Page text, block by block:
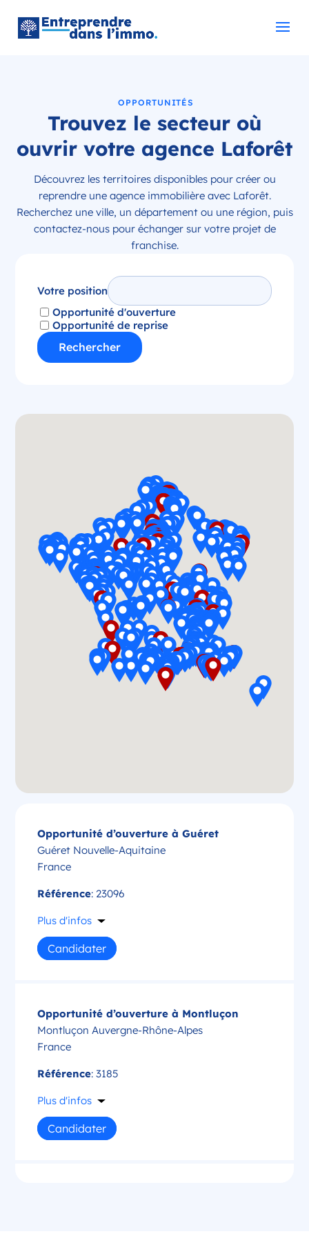
OPPORTUNITÉS
Trouvez le secteur où
ouvrir votre agence Laforêt
Découvrez les territoires disponibles pour créer ou
reprendre une agence immobilière avec Laforêt.
Recherchez une ville, un département ou une région, puis
contactez-nous pour échanger sur votre projet de
franchise.
Votre position
Opportunité d'ouverture
Opportunité de reprise
Opportunité d’ouverture à Guéret
Guéret Nouvelle-Aquitaine
France
Référence: 23096
Plus d'infos
Candidater
Opportunité d’ouverture à Montluçon
Montluçon Auvergne-Rhône-Alpes
France
Référence: 3185
Plus d'infos
Candidater